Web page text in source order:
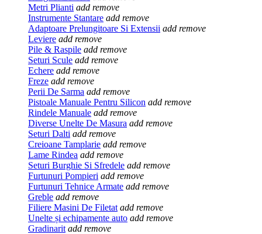
Metri Plianti add remove
Instrumente Stantare add remove
Adaptoare Prelungitoare Si Extensii add remove
Leviere add remove
Pile & Raspile add remove
Seturi Scule add remove
Echere add remove
Freze add remove
Perii De Sarma add remove
Pistoale Manuale Pentru Silicon add remove
Rindele Manuale add remove
Diverse Unelte De Masura add remove
Seturi Dalti add remove
Creioane Tamplarie add remove
Lame Rindea add remove
Seturi Burghie Si Sfredele add remove
Furtunuri Pompieri add remove
Furtunuri Tehnice Armate add remove
Greble add remove
Filiere Masini De Filetat add remove
Unelte și echipamente auto add remove
Gradinarit add remove